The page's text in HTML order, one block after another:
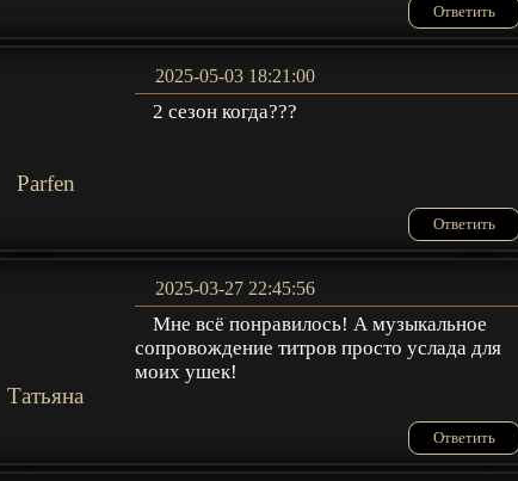
Ответить
Parfen
2025-05-03 18:21:00
2 сезон когда???
Ответить
Татьяна
2025-03-27 22:45:56
Мне всё понравилось! А музыкальное
сопровождение титров просто услада для
моих ушек!
Ответить